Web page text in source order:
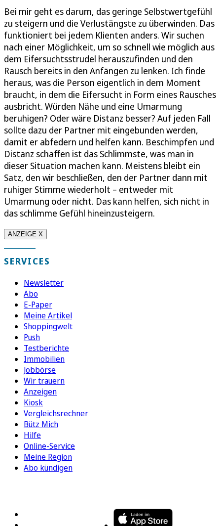
Bei mir geht es darum, das geringe Selbstwertgefühl
zu steigern und die Verlustängste zu überwinden. Das
funktioniert bei jedem Klienten anders. Wir suchen
nach einer Möglichkeit, um so schnell wie möglich aus
dem Eifersuchtsstrudel herauszufinden und den
Rausch bereits in den Anfängen zu lenken. Ich finde
heraus, was die Person eigentlich in dem Moment
braucht, in dem die Eifersucht in Form eines Rausches
ausbricht. Würden Nähe und eine Umarmung
beruhigen? Oder wäre Distanz besser? Auf jeden Fall
sollte dazu der Partner mit eingebunden werden,
damit er abfedern und helfen kann. Beschimpfen und
Distanz schaffen ist das Schlimmste, was man in
dieser Situation machen kann. Meistens bleibt ein
Satz, den wir beschließen, den der Partner dann mit
ruhiger Stimme wiederholt – entweder mit
Umarmung oder nicht. Das kann helfen, sich nicht in
das schlimme Gefühl hineinzusteigern.
ANZEIGE X
SERVICES
Newsletter
Abo
E-Paper
Meine Artikel
Shoppingwelt
Push
Testberichte
Immobilien
Jobbörse
Wir trauern
Anzeigen
Kiosk
Vergleichsrechner
Bütz Mich
Hilfe
Online-Service
Meine Region
Abo kündigen